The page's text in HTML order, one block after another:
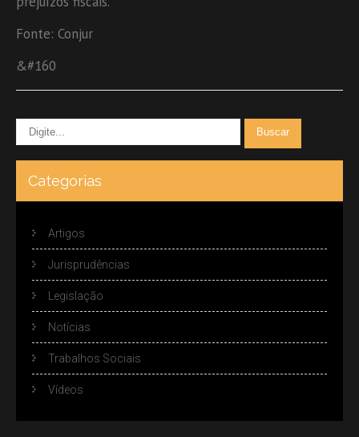
Fonte: Conjur
&#160
Categorias
Artigos
Jurisprudências
Legislação
Notícias
Trabalhos Sociais
Vídeos